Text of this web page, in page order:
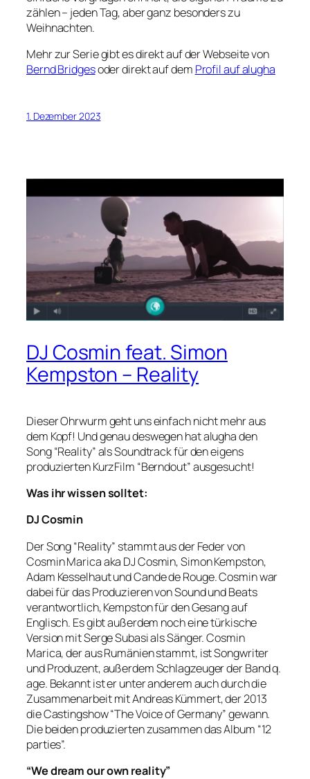
zählen – jeden Tag, aber ganz besonders zu
Weihnachten.
Mehr zur Serie gibt es direkt auf der Webseite von
Bernd Bridgesoder direkt auf dem Profil auf alugha
1. Dezember 2023
DJ Cosmin feat. Simon
Kempston – Reality
Dieser Ohrwurm geht uns einfach nicht mehr aus
dem Kopf! Und genau deswegen hat alugha den
Song “Reality” als Soundtrack für den eigens
produzierten KurzFilm “Berndout” ausgesucht!
Was ihr wissen solltet:
DJ Cosmin
Der Song “Reality” stammt aus der Feder von
Cosmin Marica aka DJ Cosmin, Simon Kempston,
Adam Kesselhaut und Cande de Rouge. Cosmin war
dabei für das Produzieren von Sound und Beats
verantwortlich, Kempston für den Gesang auf
Englisch. Es gibt außerdem noch eine türkische
Version mit Serge Subasi als Sänger. Cosmin
Marica, der aus Rumänien stammt, ist Songwriter
und Produzent, außerdem Schlagzeuger der Band q.
age. Bekannt ist er unter anderem auch durch die
Zusammenarbeit mit Andreas Kümmert, der 2013
die Castingshow “The Voice of Germany” gewann.
Die beiden produzierten zusammen das Album “12
parties”.
“We dream our own reality”